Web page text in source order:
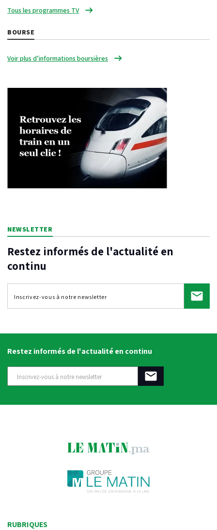
Tous les programmes TV
BOURSE
Voir plus d’informations boursières
NEWSLETTER
Restez informés de l'actualité en
continu
Restez informés de l'actualité en continu
RUBRIQUES